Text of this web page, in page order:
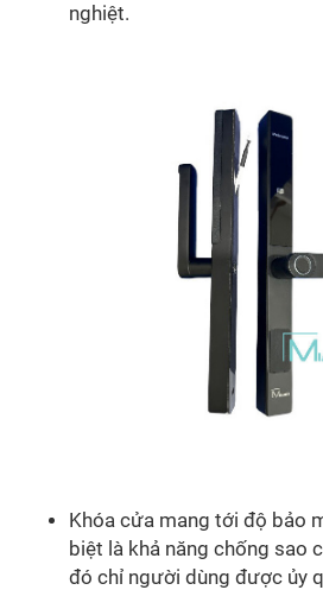
nghiệt.
Khóa cửa mang tới độ bảo
biệt là khả năng chống sao
đó chỉ người dùng được ủy